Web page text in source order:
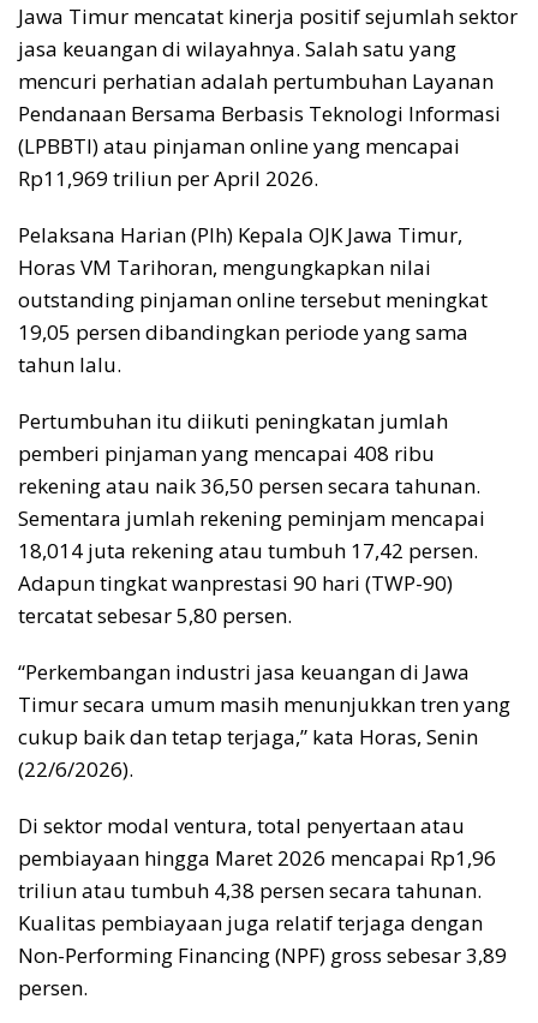
Jawa Timur mencatat kinerja positif sejumlah sektor
jasa keuangan di wilayahnya. Salah satu yang
mencuri perhatian adalah pertumbuhan Layanan
Pendanaan Bersama Berbasis Teknologi Informasi
(LPBBTI) atau pinjaman online yang mencapai
Rp11,969 triliun per April 2026.
Pelaksana Harian (Plh) Kepala OJK Jawa Timur,
Horas VM Tarihoran, mengungkapkan nilai
outstanding pinjaman online tersebut meningkat
19,05 persen dibandingkan periode yang sama
tahun lalu.
Pertumbuhan itu diikuti peningkatan jumlah
pemberi pinjaman yang mencapai 408 ribu
rekening atau naik 36,50 persen secara tahunan.
Sementara jumlah rekening peminjam mencapai
18,014 juta rekening atau tumbuh 17,42 persen.
Adapun tingkat wanprestasi 90 hari (TWP-90)
tercatat sebesar 5,80 persen.
“Perkembangan industri jasa keuangan di Jawa
Timur secara umum masih menunjukkan tren yang
cukup baik dan tetap terjaga,” kata Horas, Senin
(22/6/2026).
Di sektor modal ventura, total penyertaan atau
pembiayaan hingga Maret 2026 mencapai Rp1,96
triliun atau tumbuh 4,38 persen secara tahunan.
Kualitas pembiayaan juga relatif terjaga dengan
Non-Performing Financing (NPF) gross sebesar 3,89
persen.